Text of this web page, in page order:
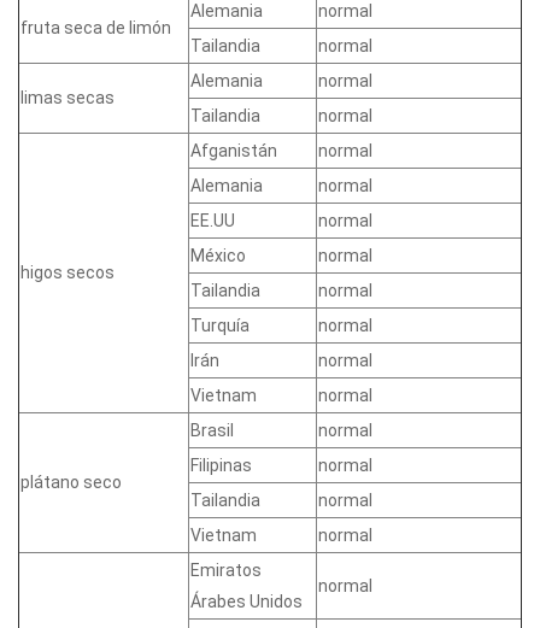
fruta seca de limón
Alemania
normal
Tailandia
normal
limas secas
Alemania
normal
Tailandia
normal
higos secos
Afganistán
normal
Alemania
normal
EE.UU
normal
México
normal
Tailandia
normal
Turquía
normal
Irán
normal
Vietnam
normal
plátano seco
Brasil
normal
Filipinas
normal
Tailandia
normal
Vietnam
normal
Emiratos
Árabes Unidos
normal